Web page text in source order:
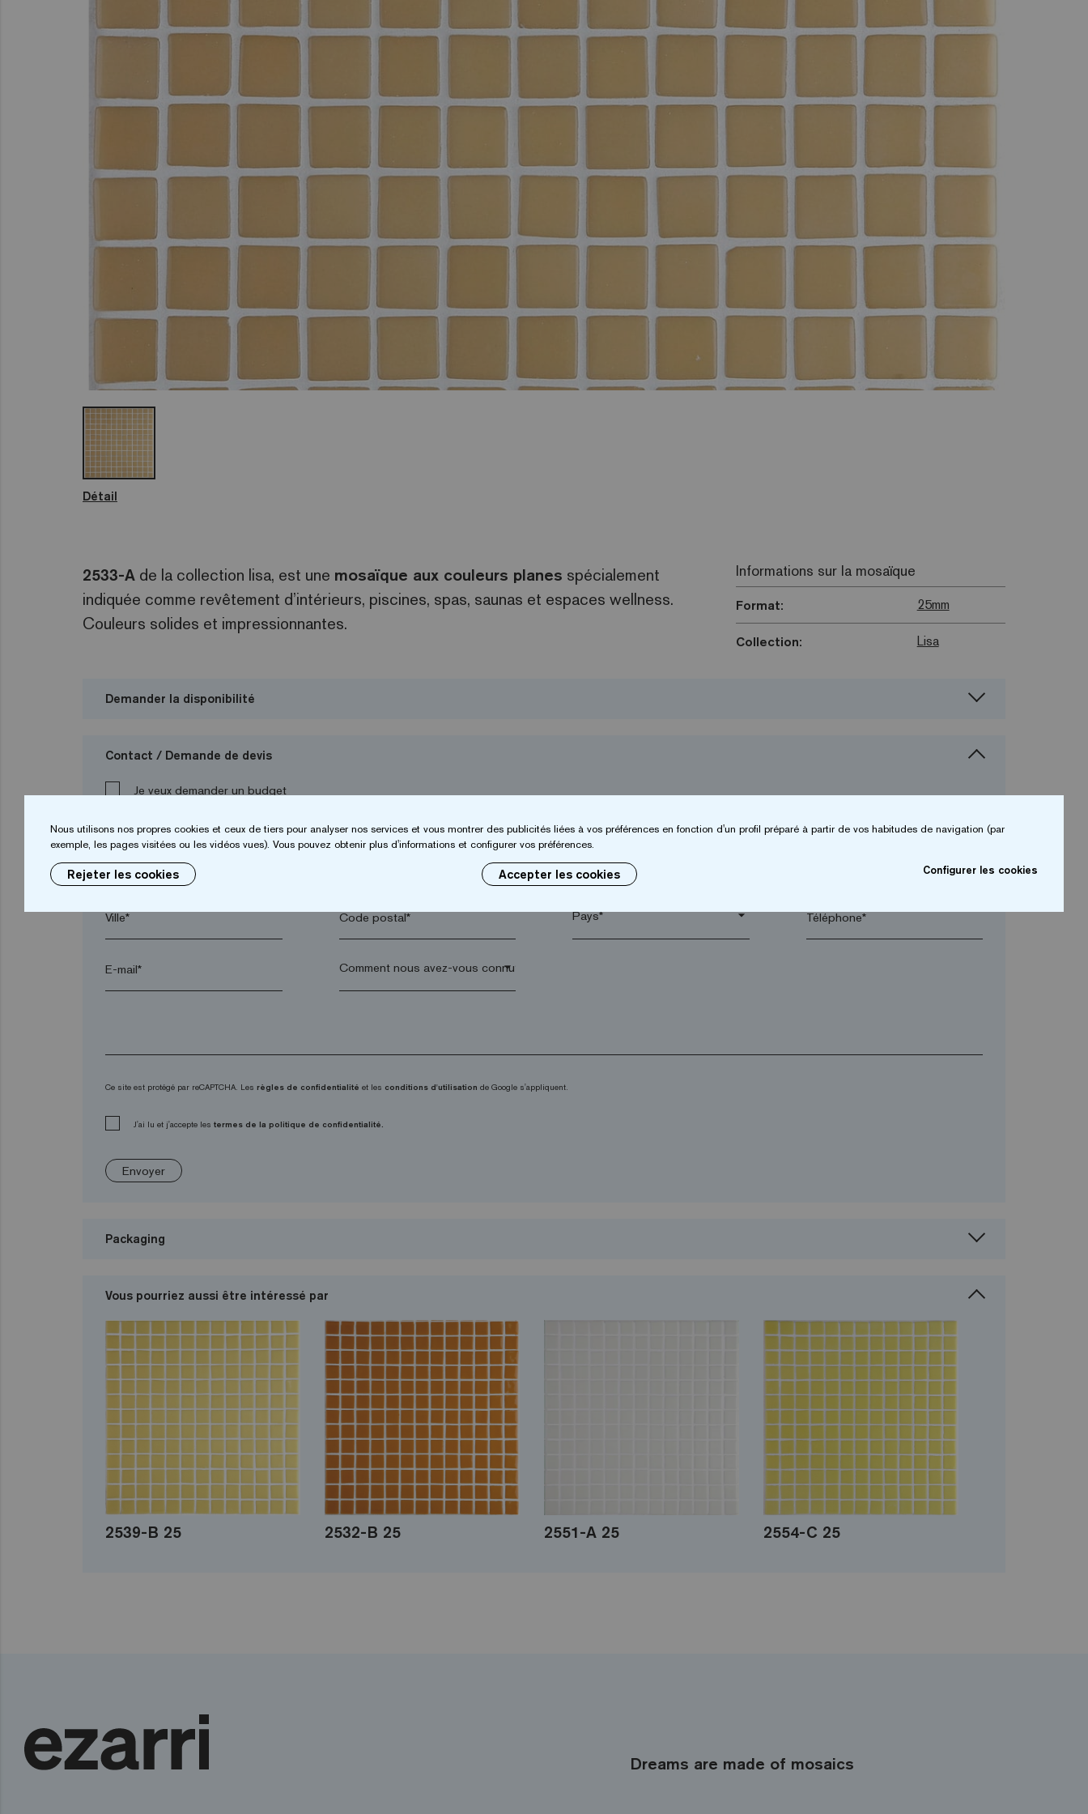
Détail
2533-A de la collection lisa, est une mosaïque aux couleurs planes spécialement
indiquée comme revêtement d’intérieurs, piscines, spas, saunas et espaces wellness.
Couleurs solides et impressionnantes.
Informations sur la mosaïque
Format: 25mm
Collection: Lisa
Demander la disponibilité
Contact / Demande de devis
Je veux demander un budget
Prénom* Entreprise* arrow_drop_down
Ville* Code postal* arrow_drop_down Téléphone*
E-mail* arrow_drop_down
Ce site est protégé par reCAPTCHA. Les règles de confidentialité et les conditions d'utilisation de Google s'appliquent.
J'ai lu et j'accepte les termes de la politique de confidentialité.
Envoyer
Packaging
Vous pourriez aussi être intéressé par
2539-B 25 2532-B 25 2551-A 25 2554-C 25
Dreams are made of mosaics
Nous utilisons nos propres cookies et ceux de tiers pour analyser nos services et vous montrer des publicités liées à vos préférences en fonction d'un profil préparé à partir de vos habitudes de navigation (par
exemple, les pages visitées ou les vidéos vues). Vous pouvez obtenir plus d'informations et configurer vos préférences.
Rejeter les cookies Accepter les cookies Configurer les cookies